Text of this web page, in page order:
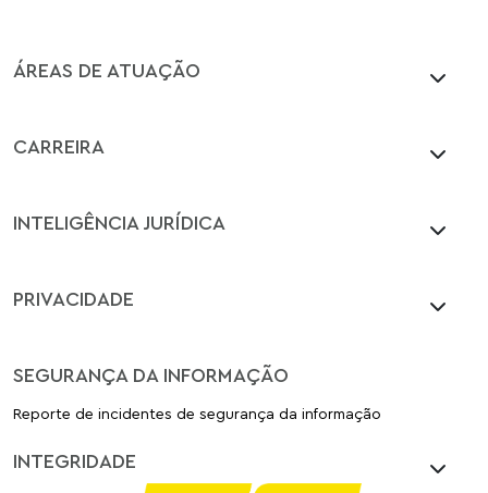
ÁREAS DE ATUAÇÃO
CARREIRA
INTELIGÊNCIA JURÍDICA
PRIVACIDADE
SEGURANÇA DA INFORMAÇÃO
Reporte de incidentes de segurança da informação
INTEGRIDADE